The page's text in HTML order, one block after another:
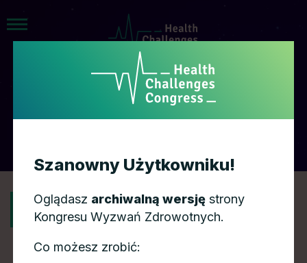
POWRÓT
Szanowny Użytkowniku!
Oglądasz archiwalną wersję strony
Kongresu Wyzwań Zdrowotnych.
Co możesz zrobić: